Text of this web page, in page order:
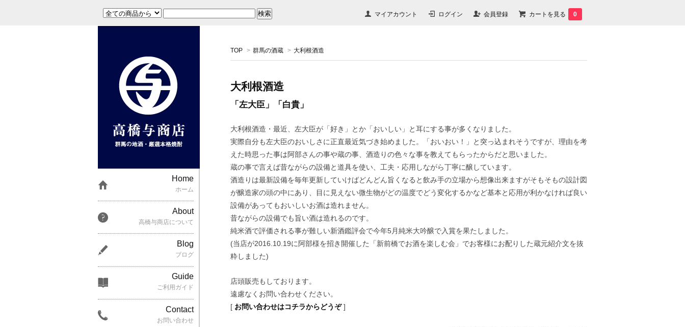
マイアカウント ログイン 会員登録 カートを見る 0
TOP > 群馬の酒蔵 > 大利根酒造
大利根酒造
「左大臣」「白貴」
大利根酒造・最近、左大臣が「好き」とか「おいしい」と耳にする事が多くなりました。
実際自分も左大臣のおいしさに正直最近気づき始めました。「おいおい！」と突っ込まれそうですが、理由を考
えた時思った事は阿部さんの事や蔵の事、酒造りの色々な事を教えてもらったからだと思いました。
蔵の事で言えば昔ながらの設備と道具を使い、工夫・応用しながら丁寧に醸しています。
酒造りは最新設備を毎年更新していけばどんどん旨くなると飲み手の立場から想像出来ますがそもそもの設計図
が醸造家の頭の中にあり、目に見えない微生物がどの温度でどう変化するかなど基本と応用が利かなければ良い
設備があってもおいしいお酒は造れません。
昔ながらの設備でも旨い酒は造れるのです。
純米酒で評価される事が難しい新酒鑑評会で今年5月純米大吟醸で入賞を果たしました。
(当店が2016.10.19に阿部様を招き開催した「新前橋でお酒を楽しむ会」でお客様にお配りした蔵元紹介文を抜
粋しました)
店頭販売もしております。
遠慮なくお問い合わせください。
[ お問い合わせはコチラからどうぞ]
Home
ホーム
About
高橋与商店について
Blog
ブログ
Guide
ご利用ガイド
Contact
お問い合わせ